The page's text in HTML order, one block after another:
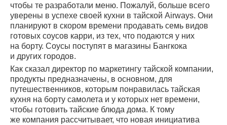
чтобы те разработали меню. Пожалуй, больше всего
уверены в успехе своей кухни в тайской Airways. Они
планируют в скором времени продавать семь видов
готовых соусов карри, из тех, что подаются у них
на борту. Соусы поступят в магазины Бангкока
и других городов.
Как сказал директор по маркетингу тайской компании,
продукты предназначены, в основном, для
путешественников, которым понравилась тайская
кухня на борту самолета и у которых нет времени,
чтобы готовить тайские блюда дома. К тому
же компания рассчитывает, что новая инициатива